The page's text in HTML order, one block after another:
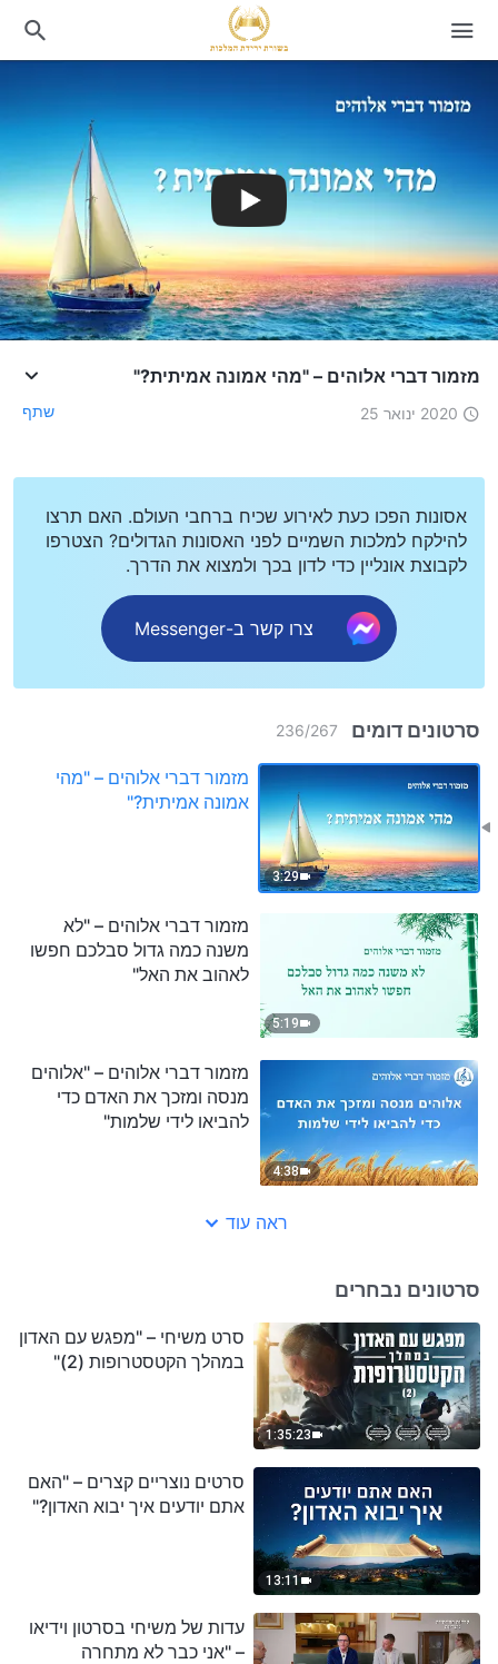
מזמור דברי אלוהים – "מהי אמונה אמיתית?"
2020 ינואר 25 שתף
אסונות הפכו כעת לאירוע שכיח ברחבי העולם. האם תרצו
להילקח למלכות השמיים לפני האסונות הגדולים? הצטרפו
לקבוצת אונליין כדי לדון בכך ולמצוא את הדרך.
צרו קשר ב-Messenger
סרטונים דומים 236/267
3:29
מזמור דברי אלוהים – "מהי
אמונה אמיתית?"
5:19
מזמור דברי אלוהים – "לא
משנה כמה גדול סבלכם חפשו
לאהוב את האל"
4:38
מזמור דברי אלוהים – "אלוהים
מנסה ומזכך את האדם כדי
להביאו לידי שלמות"
ראה עוד
סרטונים נבחרים
1:35:23
סרט משיחי – "מפגש עם האדון
במהלך הקטסטרופות (2)"
13:11
סרטים נוצריים קצרים – "האם
אתם יודעים איך יבוא האדון?"
עדות של משיחי בסרטון וידיאו
– "אני כבר לא מתחרה